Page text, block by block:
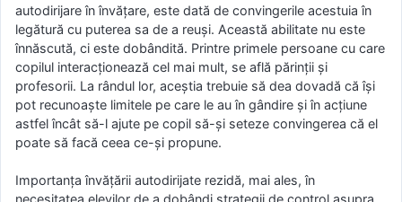
autodirijare în învățare, este dată de convingerile acestuia în
legătură cu puterea sa de a reuși. Această abilitate nu este
înnăscută, ci este dobândită. Printre primele persoane cu care
copilul interacționează cel mai mult, se află părinții și
profesorii. La rândul lor, aceștia trebuie să dea dovadă că își
pot recunoaște limitele pe care le au în gândire și în acțiune
astfel încât să-l ajute pe copil să-și seteze convingerea că el
poate să facă ceea ce-și propune.
Importanța învățării autodirijate rezidă, mai ales, în